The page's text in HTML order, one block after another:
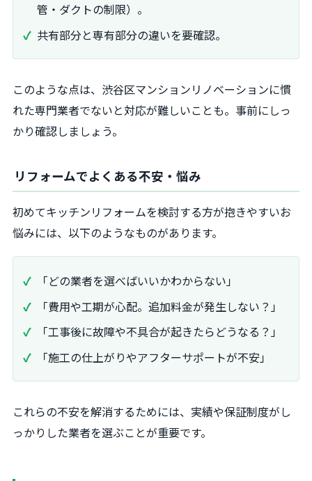
管・ダクトの制限）。
共有部分と専有部分の違いを要確認。
このような点は、渋谷区マンションリノベーションに慣
れた専門業者でないと対応が難しいことも。事前にしっ
かり確認しましょう。
リフォームでよくある不安・悩み
初めてキッチンリフォームを検討する方が抱きやすいお
悩みには、以下のようなものがあります。
「どの業者を選べばいいかわからない」
「費用や工期が心配。追加料金が発生しない？」
「工事後に故障や不具合が起きたらどうなる？」
「施工の仕上がりやアフターサポートが不安」
これらの不安を解消するためには、実績や保証制度がし
っかりした業者を選ぶことが重要です。